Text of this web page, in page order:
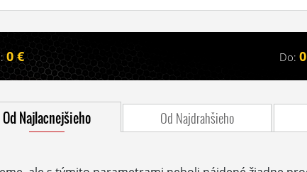
0 € Do:
Od Najlacnejšieho Od Najdrahšieho